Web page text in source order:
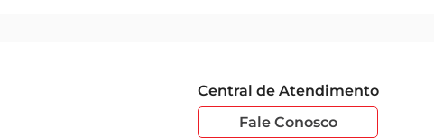
Central de Atendimento
Fale Conosco